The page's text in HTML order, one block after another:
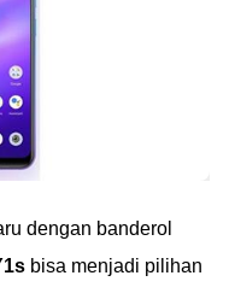
dengan banderol
bisa menjadi pilihan